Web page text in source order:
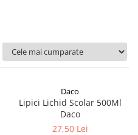
Daco
Lipici Lichid Scolar 500Ml
Daco
27,50 Lei